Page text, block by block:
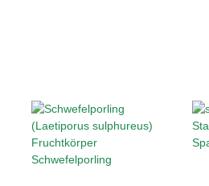
Schwefelporling